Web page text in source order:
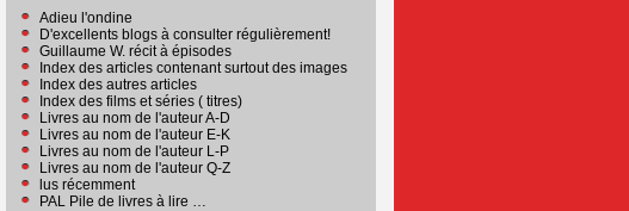
Adieu l'ondine
D'excellents blogs à consulter régulièrement!
Guillaume W. récit à épisodes
Index des articles contenant surtout des images
Index des autres articles
Index des films et séries ( titres)
Livres au nom de l'auteur A-D
Livres au nom de l'auteur E-K
Livres au nom de l'auteur L-P
Livres au nom de l'auteur Q-Z
lus récemment
PAL Pile de livres à lire …